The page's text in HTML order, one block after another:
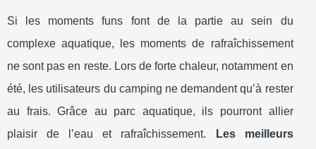
Si les moments funs font de la partie au sein du
complexe aquatique, les moments de rafraîchissement
ne sont pas en reste. Lors de forte chaleur, notamment en
été, les utilisateurs du camping ne demandent qu’à rester
au frais. Grâce au parc aquatique, ils pourront allier
plaisir de l’eau et rafraîchissement.
Les meilleurs